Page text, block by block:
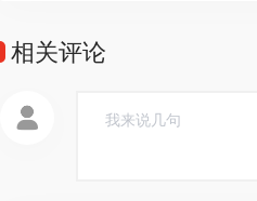
相关评论